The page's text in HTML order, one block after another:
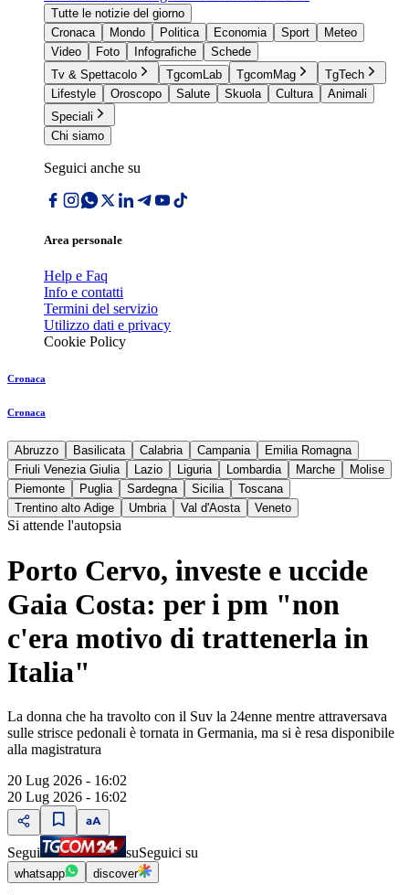
Tutte le notizie del giorno
Cronaca
Mondo Politica Economia Sport
Meteo
Video
Foto Infografiche
Schede
Tv & Spettacolo
TgcomLab TgcomMag
TgTech
Lifestyle
Oroscopo Salute Skuola Cultura
Animali
Speciali
Chi siamo
Seguici anche su
Area personale
Help e Faq
Info e contatti
Termini del servizio
Utilizzo dati e privacy
Cookie Policy
Cronaca
Cronaca
Abruzzo Basilicata Calabria Campania
Emilia Romagna
Friuli Venezia Giulia
Lazio Liguria Lombardia Marche
Molise
Piemonte
Puglia Sardegna Sicilia
Toscana
Trentino alto Adige
Umbria Val d'Aosta Veneto
Si attende l'autopsia
Porto Cervo, investe e uccide
Gaia Costa: per i pm "non
c'era motivo di trattenerla in
Italia"
La donna che ha travolto con il Suv la 24enne mentre attraversava
sulle strisce pedonali è tornata in Germania, ma si è resa disponibile
alla magistratura
20 Lug 2026 - 16:02
20 Lug 2026 - 16:02
Segui suSeguici su
whatsapp discover